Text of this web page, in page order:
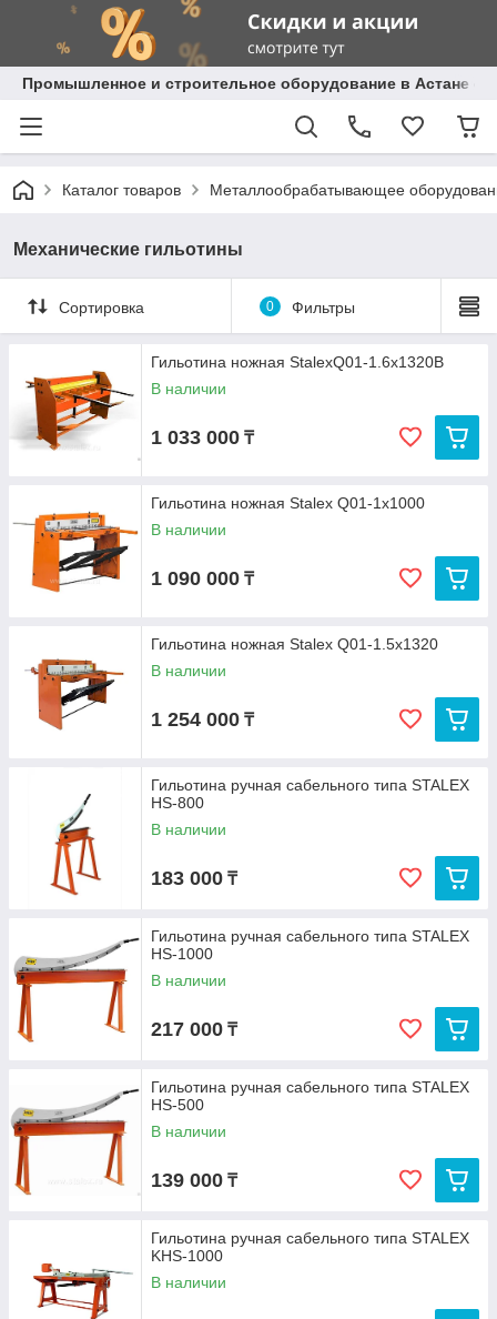
Промышленное и строительное оборудование в Астане с
Каталог товаров Металлообрабатывающее
Механические гильотины
Сортировка 0 Фильтры
Гильотина ножная StalexQ01-1.6x1320B
В наличии
1 033 000 ₸
Гильотина ножная Stalex Q01-1х1000
В наличии
1 090 000 ₸
Гильотина ножная Stalex Q01-1.5х1320
В наличии
1 254 000 ₸
Гильотина ручная сабельного типа STALEX
HS-800
В наличии
183 000 ₸
Гильотина ручная сабельного типа STALEX
HS-1000
В наличии
217 000 ₸
Гильотина ручная сабельного типа STALEX
HS-500
В наличии
139 000 ₸
Гильотина ручная сабельного типа STALEX
KHS-1000
В наличии